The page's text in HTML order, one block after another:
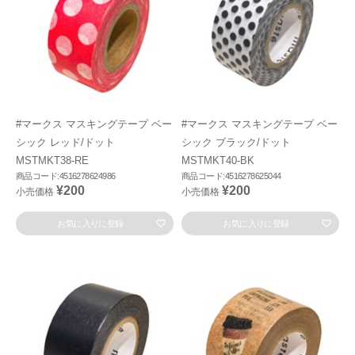
#マークス マスキングテープ ベー
シック レッド/ドット
MSTMKT38-RE
商品コード:4516278624986
小売価格 ¥200
お気に入りに登録
#マークス マスキングテープ ベー
シック ブラック/ドット
MSTMKT40-BK
商品コード:4516278625044
小売価格 ¥200
お気に入りに登録